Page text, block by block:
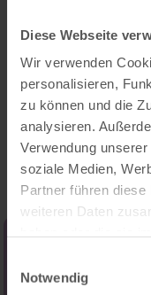
Diese Webseite
Wir verwenden
personalisieren,
zu können und die
analysieren.
Verwendung
soziale Medien,
Partner führen
weiteren Daten
Notwendig